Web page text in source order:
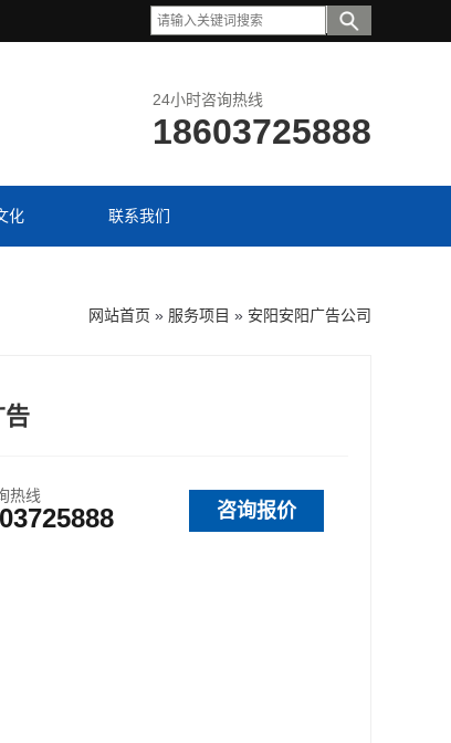
24小时咨询热线
18603725888
化 联系我们
网站首页 » 服务项目 » 安阳安阳广告公司
告
咨询报价
热线